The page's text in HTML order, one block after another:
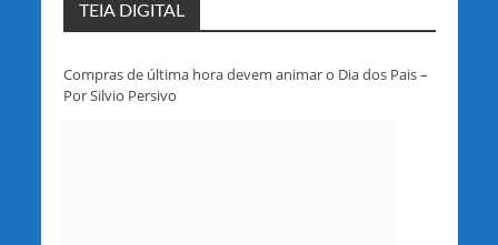
TEIA DIGITAL
Compras de última hora devem animar o Dia dos Pais –
Por Silvio Persivo